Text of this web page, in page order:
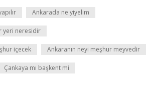
Ankarada ne yiyelim
yeri neresidir
içecek Ankaranın neyi meşhur meyvedir
Çankaya mı başkent mi